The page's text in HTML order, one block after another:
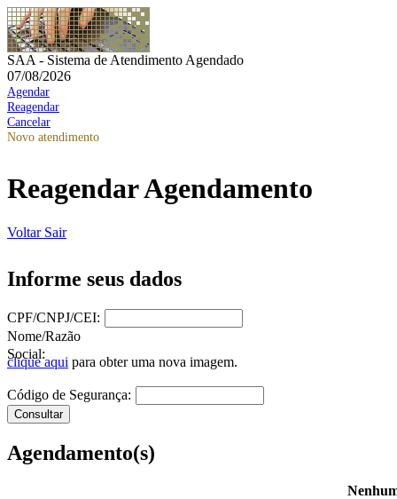
SAA - Sistema de Atendimento Agendado
07/08/2026
Agendar
Reagendar
Cancelar
Novo atendimento
Reagendar Agendamento
Voltar Sair
Informe seus dados
CPF/CNPJ/CEI:
Nome/Razão
Social:
clique aqui para obter uma nova imagem.
Código de Segurança:
Agendamento(s)